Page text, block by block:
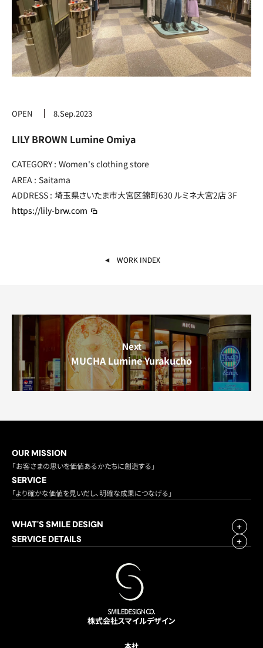
OPEN 8.Sep.2023
LILY BROWN Lumine Omiya
CATEGORY : Women's clothing store
AREA : Saitama
ADDRESS : 埼玉県さいたま市大宮区錦町630 ルミネ大宮2店 3F
https://lily-brw.com
WORK INDEX
Next
MUCHA Lumine Yurakucho
株式会社スマイルデザイン
本社
OUR MISSION
「お客さまの思いを価値あるかたちに創造する」
SERVICE
「より確かな価値を見いだし、明確な成果につなげる」
WHAT'S SMILE DESIGN
SERVICE DETAILS